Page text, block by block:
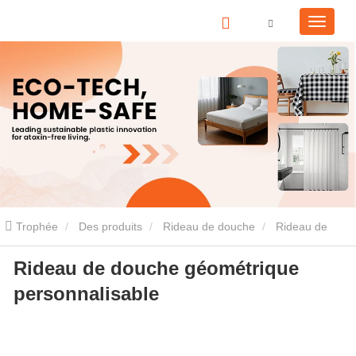
Trophée Des produits Rideau de douche Rideau de
douche en PEVA Rideau de douche géométrique personnalisable
Rideau de douche géométrique
personnalisable